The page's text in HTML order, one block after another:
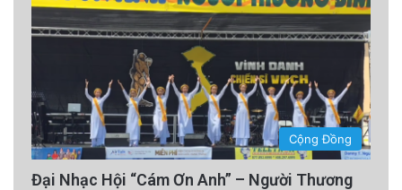
Cộng Đồng
Đại Nhạc Hội “Cám Ơn Anh” – Người Thương